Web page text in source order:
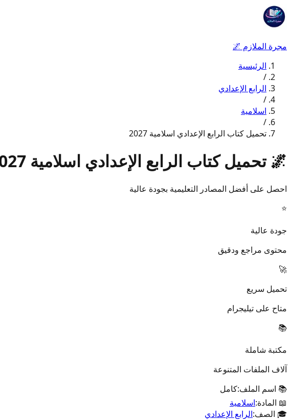
مجرة الملازم 🌌
الرئيسية
/
الرابع الإعدادي
/
اسلامية
/
تحميل كتاب الرابع الإعدادي اسلامية 2027
🌌 تحميل كتاب الرابع الإعدادي اسلامية 2027
احصل على أفضل المصادر التعليمية بجودة عالية
⭐
جودة عالية
محتوى مراجع ودقيق
🚀
تحميل سريع
متاح على تيليجرام
📚
مكتبة شاملة
آلاف الملفات المتنوعة
📚 اسم الملف:كامل
📖 المادة:اسلامية
🎓 الصف:الرابع الإعدادي